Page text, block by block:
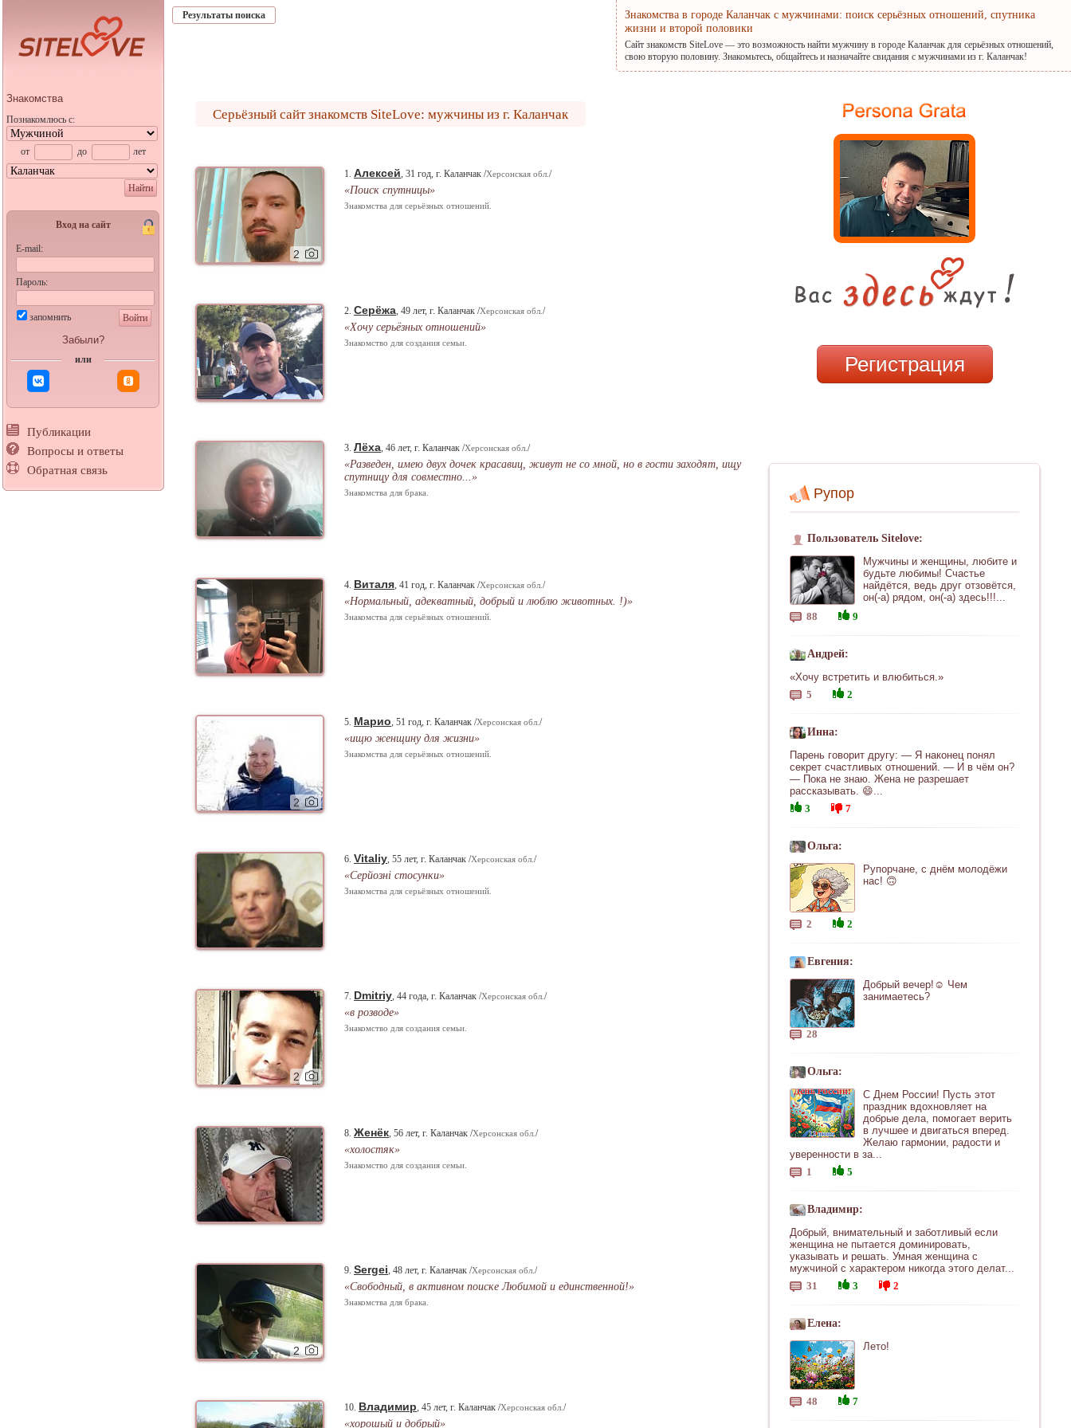
Знакомства
Познакомлюсь с:
от до лет
Найти
Вход на сайт
E-mail:
Пароль:
запомнить Войти
Забыли?
или
Публикации
Вопросы и ответы
Обратная связь
Результаты поиска
Знакомства в городе Каланчак с мужчинами: поиск серьёзных отношений, спутника
жизни и второй половики
Сайт знакомств SiteLove — это возможность найти мужчину в городе Каланчак для серьёзных отношений,
свою вторую половину. Знакомьтесь, общайтесь и назначайте свидания с мужчинами из г. Каланчак!
Серьёзный сайт знакомств SiteLove: мужчины из г. Каланчак
Регистрация
Рупор
Пользователь Sitelove:
Мужчины и женщины, любите и
будьте любимы! Счастье
найдётся, ведь друг отзовётся,
он(-а) рядом, он(-а) здесь!!!...
88
9
Андрей:
«Хочу встретить и влюбиться.»
5
2
Инна:
Парень говорит другу: — Я наконец понял
секрет счастливых отношений. — И в чём он?
— Пока не знаю. Жена не разрешает
рассказывать. 😄...
3
7
Ольга:
Рупорчане, с днём молодёжи
нас! 🙃
2 2
Евгения:
Добрый вечер!☺ Чем
занимаетесь?
28
Ольга:
С Днем России! Пусть этот
праздник вдохновляет на
добрые дела, помогает верить
в лучшее и двигаться вперед.
Желаю гармонии, радости и
уверенности в за...
1
5
Владимир:
Добрый, внимательный и заботливый если
женщина не пытается доминировать,
указывать и решать. Умная женщина с
мужчиной с характером никогда этого делат...
31
3 2
Елена:
Лето!
48 7
2
1. Алексей, 31 год, г. Каланчак /Херсонская обл. /
«Поиск спутницы»
Знакомства для серьёзных отношений.
2. Серёжа, 49 лет, г. Каланчак /Херсонская обл. /
«Хочу серьёзных отношений»
Знакомство для создания семьи.
3. Лёха, 46 лет, г. Каланчак /Херсонская обл. /
«Разведен, имею двух дочек красавиц, живут не со мной, но в гости заходят, ищу
спутницу для совместно...»
Знакомства для брака.
4. Виталя, 41 год, г. Каланчак /Херсонская обл. /
«Нормальный, адекватный, добрый и люблю животных. !)»
Знакомства для серьёзных отношений.
2
5. Марио, 51 год, г. Каланчак /Херсонская обл. /
«ищю женщину для жизни»
Знакомства для серьёзных отношений.
6. Vitaliy, 55 лет, г. Каланчак /Херсонская обл. /
«Серйозні стосунки»
Знакомства для серьёзных отношений.
2
7. Dmitriy, 44 года, г. Каланчак /Херсонская обл. /
«в розводе»
Знакомство для создания семьи.
8. Женёк, 56 лет, г. Каланчак /Херсонская обл. /
«холостяк»
Знакомство для создания семьи.
2
9. Sergei, 48 лет, г. Каланчак /Херсонская обл. /
«Свободный, в активном поиске Любимой и единственной!»
Знакомства для брака.
10. Владимир, 45 лет, г. Каланчак /Херсонская обл. /
«хорошый и добрый»